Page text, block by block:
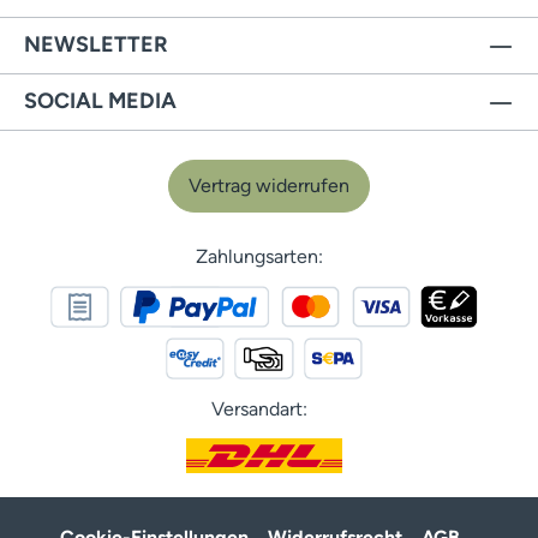
NEWSLETTER
SOCIAL MEDIA
Vertrag widerrufen
Zahlungsarten:
Versandart: